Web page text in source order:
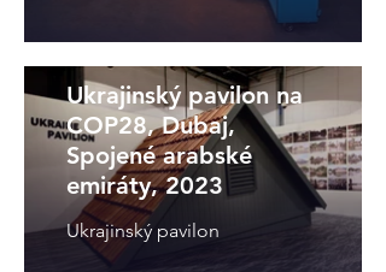
Ukrajinský pavilon na
COP28, Dubaj,
Spojené arabské
emiráty, 2023
Ukrajinský pavilon